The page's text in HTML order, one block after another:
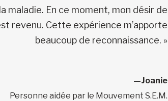
maladie. En ce moment, mon désir de
revenu. Cette expérience m’apporte
beaucoup de reconnaissance. »
—Joanie
Personne aidée par le Mouvement S.E.M.